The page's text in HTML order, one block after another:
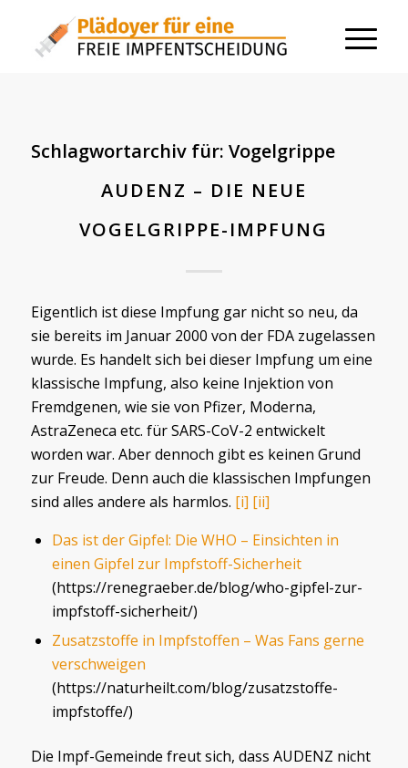
Schlagwortarchiv für: Vogelgrippe
AUDENZ – DIE NEUE
VOGELGRIPPE-IMPFUNG
Eigentlich ist diese Impfung gar nicht so neu, da
sie bereits im Januar 2000 von der FDA zugelassen
wurde. Es handelt sich bei dieser Impfung um eine
klassische Impfung, also keine Injektion von
Fremdgenen, wie sie von Pfizer, Moderna,
AstraZeneca etc. für SARS-CoV-2 entwickelt
worden war. Aber dennoch gibt es keinen Grund
zur Freude. Denn auch die klassischen Impfungen
sind alles andere als harmlos. [i] [ii]
Das ist der Gipfel: Die WHO – Einsichten in
einen Gipfel zur Impfstoff-Sicherheit
(https://renegraeber.de/blog/who-gipfel-zur-
impfstoff-sicherheit/)
Zusatzstoffe in Impfstoffen – Was Fans gerne
verschweigen
(https://naturheilt.com/blog/zusatzstoffe-
impfstoffe/)
Die Impf-Gemeinde freut sich, dass AUDENZ nicht